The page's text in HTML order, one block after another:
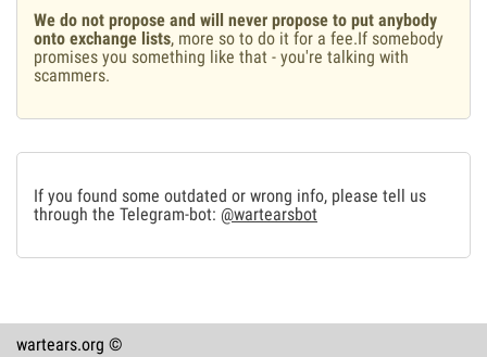
We do not propose and will never propose to put anybody
onto exchange lists, more so to do it for a fee.If somebody
promises you something like that - you're talking with
scammers.
If you found some outdated or wrong info, please tell us
through the Telegram-bot: @wartearsbot
wartears.org ©